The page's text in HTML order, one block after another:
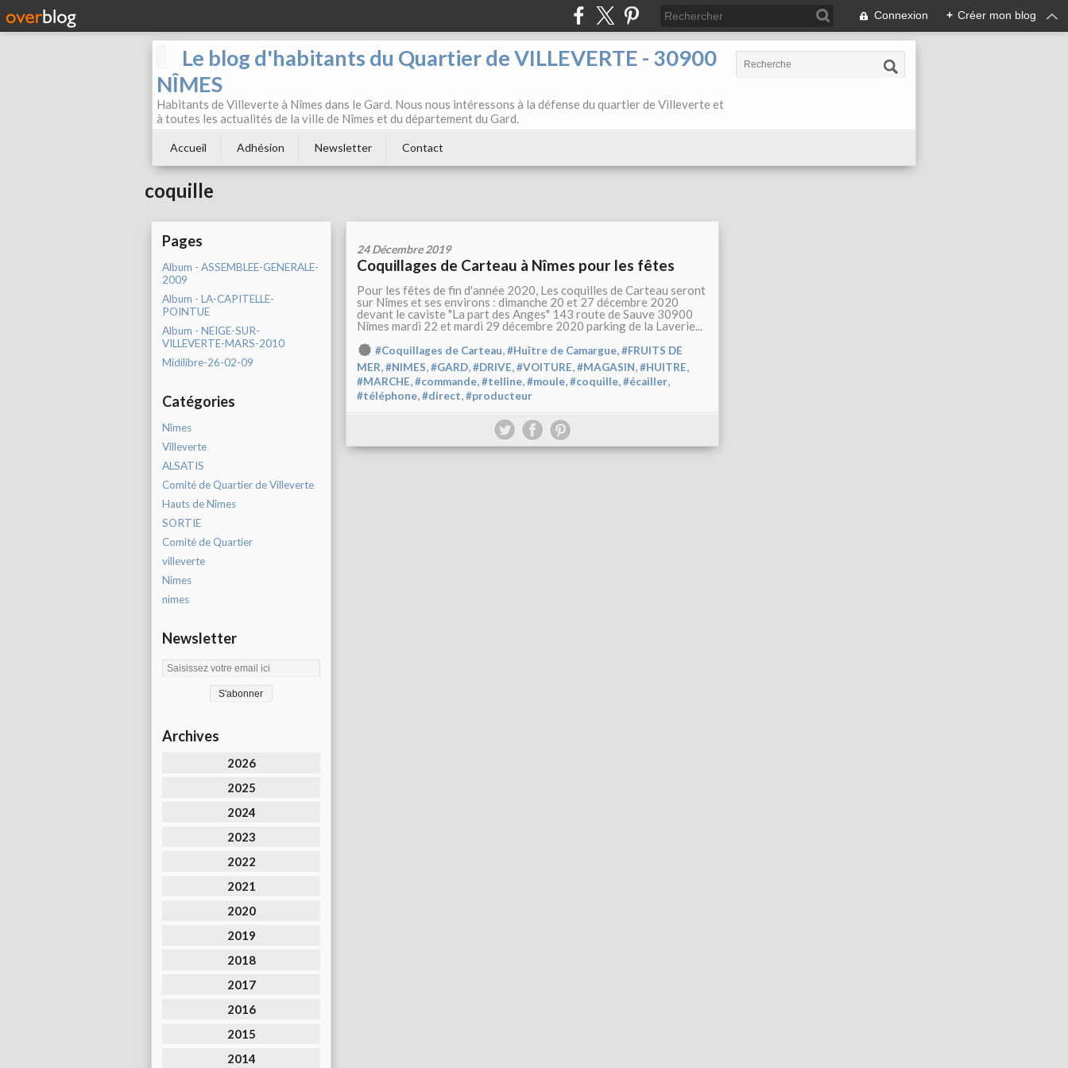
Connexion + Créer mon blog
Le blog d'habitants du Quartier de VILLEVERTE - 30900
NÎMES
Habitants de Villeverte à Nîmes dans le Gard. Nous nous intéressons à la défense du quartier de Villeverte et
à toutes les actualités de la ville de Nîmes et du département du Gard.
Accueil Adhésion Newsletter Contact
coquille
Pages
Album - ASSEMBLEE-GENERALE-
2009
Album - LA-CAPITELLE-
POINTUE
Album - NEIGE-SUR-
VILLEVERTE-MARS-2010
Midilibre-26-02-09
Catégories
Nîmes
Villeverte
ALSATIS
Comité de Quartier de Villeverte
Hauts de Nîmes
SORTIE
Comité de Quartier
villeverte
Nimes
nimes
Newsletter
Archives
2026
2025
2024
2023
2022
2021
2020
2019
2018
2017
2016
2015
2014
24 Décembre 2019
Coquillages de Carteau à Nîmes pour les fêtes
Pour les fêtes de fin d'année 2020, Les coquilles de Carteau seront
sur Nîmes et ses environs : dimanche 20 et 27 décembre 2020
devant le caviste "La part des Anges" 143 route de Sauve 30900
Nîmes mardi 22 et mardi 29 décembre 2020 parking de la Laverie...
#Coquillages de Carteau,#Huître de Camargue,#FRUITS DE
MER,#NIMES,#GARD,#DRIVE,#VOITURE,#MAGASIN,#HUITRE,
#MARCHE,#commande,#telline,#moule,#coquille,#écailler,
#téléphone,#direct,#producteur